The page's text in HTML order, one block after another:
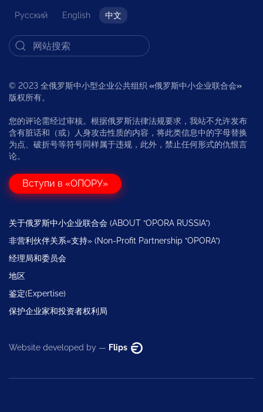
Русский English 中文
© 2023 全俄罗斯中小型企业公共组织 «俄罗斯中小企业联合会»
版权所有。
您的评论需经过审核。根据俄罗斯法律法规要求，我站不允许发布
含有脏话和（或）人身攻击性质的内容，将此类信息中的字母替换
为点、破折号等符号同样属于违规，此外，禁止任何形式的仇恨言
论。
Вступи в «ОПОРУ»
关于俄罗斯中小企业联合会 (ABOUT “OPORA RUSSIA”)
非营利伙伴关系«支持» (Non-Profit Partnership “OPORA”)
经理局和委员会
地区
鉴定(Expertise)
保护企业家和投资者权利局
Website developed by — Flips